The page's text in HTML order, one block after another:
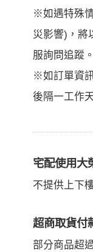
※如遇特殊
災影響)，將
服詢問追蹤。
※如訂單資
後隔一工作
宅配使用大
不提供上下
超商取貨付
部分商品超